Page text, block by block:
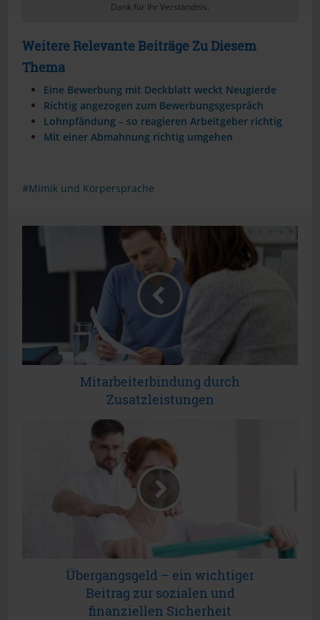
Dank für Ihr Verständnis.
Weitere Relevante Beiträge Zu Diesem
Thema
Eine Bewerbung mit Deckblatt weckt Neugierde
Richtig angezogen zum Bewerbungsgespräch
Lohnpfändung – so reagieren Arbeitgeber richtig
Mit einer Abmahnung richtig umgehen
Mimik und Körpersprache
Mitarbeiterbindung durch
Zusatzleistungen
Übergangsgeld – ein wichtiger
Beitrag zur sozialen und
finanziellen Sicherheit